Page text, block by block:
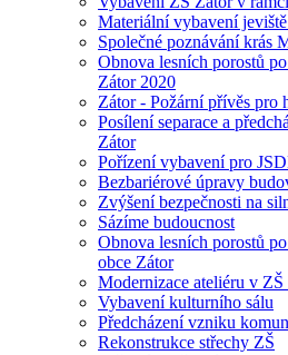
Materiální vybavení
Společné poznávání krás
Obnova lesních porostů
Zátor 2020
Zátor - Požární přívěs pro
Posílení separace a
Zátor
Pořízení vybavení pro
Bezbariérové úpravy
Zvýšení bezpečnosti na
Sázíme budoucnost
Obnova lesních porostů
obce Zátor
Modernizace ateliéru v
Vybavení kulturního sálu
Předcházení vzniku
Rekonstrukce střechy ZŠ